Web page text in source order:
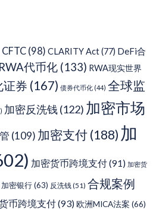
CFTC (98) CLARITY Act(77) DeFi合
RWA代币化 (133) RWA现实世界
证券 (167) 债券代币化 (44) 全球监
加密反洗钱(122) 加密市场
(109) 加密支付 (188) 加
加密货币跨境支付(91) 加密货
加密银行(63) 反洗钱(51) 合规案例
币跨境支付(93)欧洲MICA法案 (66)